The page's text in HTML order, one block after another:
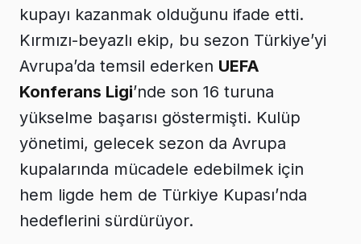
kupayı kazanmak olduğunu ifade etti.
Kırmızı-beyazlı ekip, bu sezon Türkiye’yi
Avrupa’da temsil ederken UEFA
Konferans Ligi’nde son 16 turuna
yükselme başarısı göstermişti. Kulüp
yönetimi, gelecek sezon da Avrupa
kupalarında mücadele edebilmek için
hem ligde hem de Türkiye Kupası’nda
hedeflerini sürdürüyor.